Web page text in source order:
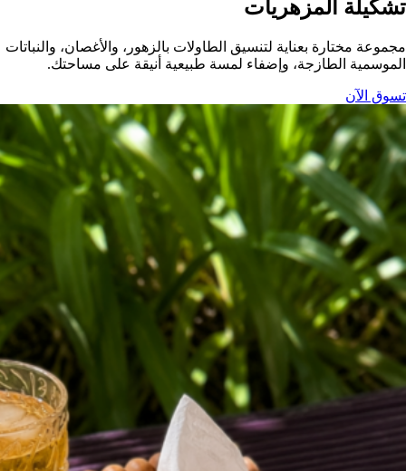
تشكيلة المزهريات
مجموعة مختارة بعناية لتنسيق الطاولات بالزهور، والأغصان، والنباتات
الموسمية الطازجة، وإضفاء لمسة طبيعية أنيقة على مساحتك.
تسوق الآن